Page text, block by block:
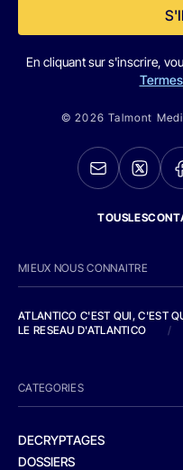
En cliquant sur s'inscrire,
© 2026 Talmont
MIEUX NOUS CONNAITRE
ATLANTICO C'EST QUI, C'EST
LE RESEAU D'ATLANTICO
/
CATEGORIES
DECRYPTAGES
DOSSIERS